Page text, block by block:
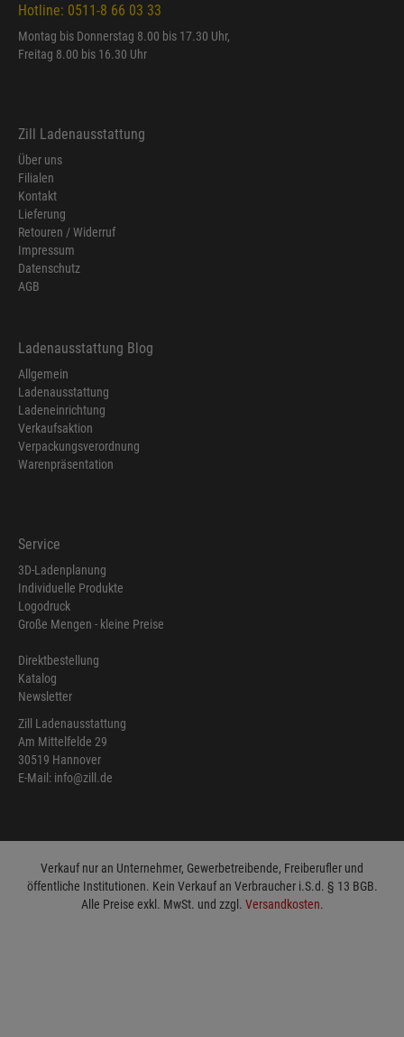
Hotline: 0511-8 66 03 33
Montag bis Donnerstag 8.00 bis 17.30 Uhr,
Freitag 8.00 bis 16.30 Uhr
Zill Ladenausstattung
Über uns
Filialen
Kontakt
Lieferung
Retouren / Widerruf
Impressum
Datenschutz
AGB
Ladenausstattung Blog
Allgemein
Ladenausstattung
Ladeneinrichtung
Verkaufsaktion
Verpackungsverordnung
Warenpräsentation
Service
3D-Ladenplanung
Individuelle Produkte
Logodruck
Große Mengen - kleine Preise
Direktbestellung
Katalog
Newsletter
Zill Ladenausstattung
Am Mittelfelde 29
30519 Hannover
E-Mail: info@zill.de
Verkauf nur an Unternehmer, Gewerbetreibende, Freiberufler und
öffentliche Institutionen. Kein Verkauf an Verbraucher i.S.d. § 13 BGB.
Alle Preise exkl. MwSt. und zzgl. Versandkosten.